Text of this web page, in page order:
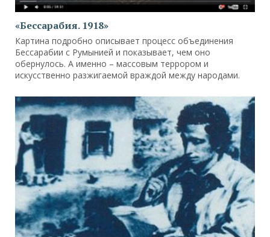
«Бессарабия. 1918»
Картина подробно описывает процесс объединения
Бессарабии с Румынией и показывает, чем оно
обернулось. А именно – массовым террором и
искусственно разжигаемой враждой между народами.